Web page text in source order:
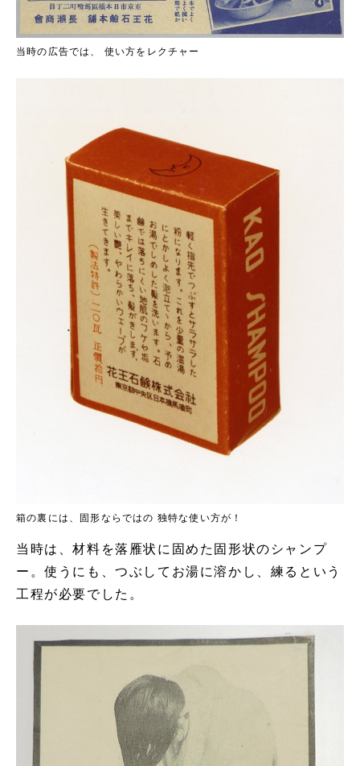
当時の広告では、 使い方をレクチャー
箱の裏には、固形ならではの 独特な使い方が！
当時は、材料を落雁状に固めた固形状のシャンプ
ー。使うにも、つぶしてお湯に溶かし、練るという
工程が必要でした。